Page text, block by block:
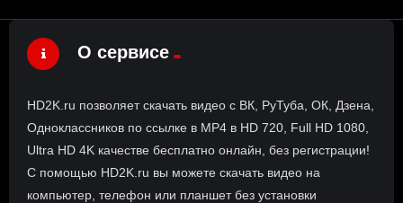
О сервисе
HD2K.ru позволяет скачать видео с ВК, РуТуба, ОК, Дзена,
Одноклассников по ссылке в MP4 в HD 720, Full HD 1080,
Ultra HD 4K качестве бесплатно онлайн, без регистрации!
С помощью HD2K.ru вы можете скачать видео на
компьютер, телефон или планшет без установки